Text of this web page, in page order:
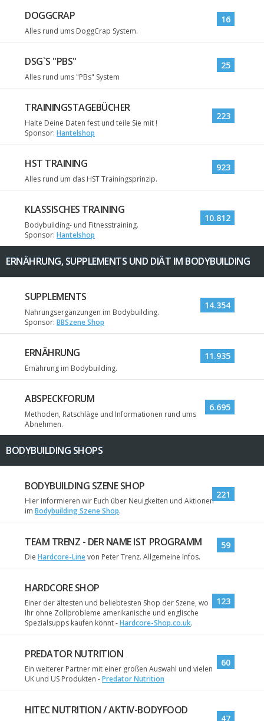
DOGGCRAP
Alles rund ums DoggCrap System.
16
DSG`S "PBS"
Alles rund ums "PBs" System
25
TRAININGSTAGEBÜCHER
Halte Deine Daten fest und teile Sie mit !
Sponsor: Hantelshop
223
HST TRAINING
Alles rund um das HST Trainingsprinzip.
923
KLASSISCHES TRAINING
Bodybuilding- und Fitnesstraining.
Sponsor: Hantelshop
10.812
ERNÄHRUNG, SUPPLEMENTS UND DIÄT IM BODYBUILDING
SUPPLEMENTS
Nahrungsergänzungen im Bodybuilding.
Sponsor: BBSzene Shop
14.354
ERNÄHRUNG
Ernährung im Bodybuilding.
11.935
ABSPECKFORUM
Methoden, Ratschläge und Informationen rund ums
Abnehmen.
6.695
BODYBUILDING SHOPS
BODYBUILDING SZENE SHOP
Hier informieren wir Euch über Neuigkeiten und Aktionen
im Bodybuilding Szene Shop.
221
TEAM TRENZ - DER NAME IST PROGRAMM
Die Hardcore-Linevon Peter Trenz. Allgemeine Infos.
59
HARDCORE SHOP
Einer der ältesten und beliebtesten Shop der Szene, wo
Ihr ohne Zollprobleme amerikanische und englische
Spezialsupps kaufen könnt -Hardcore-Shop.co.uk.
123
PREDATOR NUTRITION
Ein weiterer Partner mit einer großen Auswahl und vielen
UK und US Produkten -Predator Nutrition
60
HITEC NUTRITION / AKTIV-BODYFOOD
47